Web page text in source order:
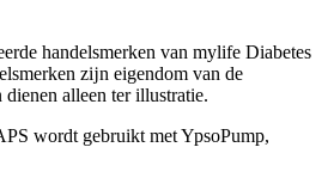
handelsmerken van mylife Diabetes
zĳn eigendom van de
alleen ter illustratie.
wordt gebruikt met YpsoPump,